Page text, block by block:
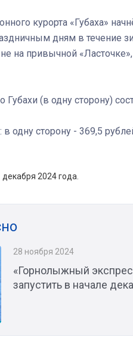
курорта «Губаха»
дням в течение
на привычной
Губахи (в одну сторону)
одну сторону - 369,5
2024 года.
28 ноября 2024
«Горнолыжный
запустить в начале